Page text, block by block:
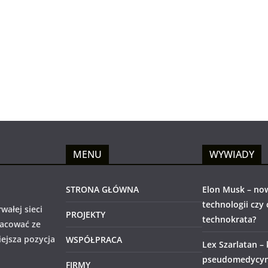
sieci
ze
pozycja
MENU
STRONA GŁÓWNA
PROJEKTY
WSPÓŁPRACA
FIRMY
WYWIADY
Elon Musk –
technologii czy
technokrata?
Lex Szarlatan –